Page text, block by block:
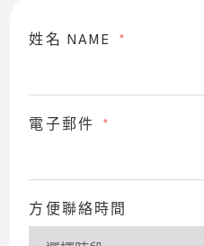
姓名 NAME
電子郵件
方便聯絡時間